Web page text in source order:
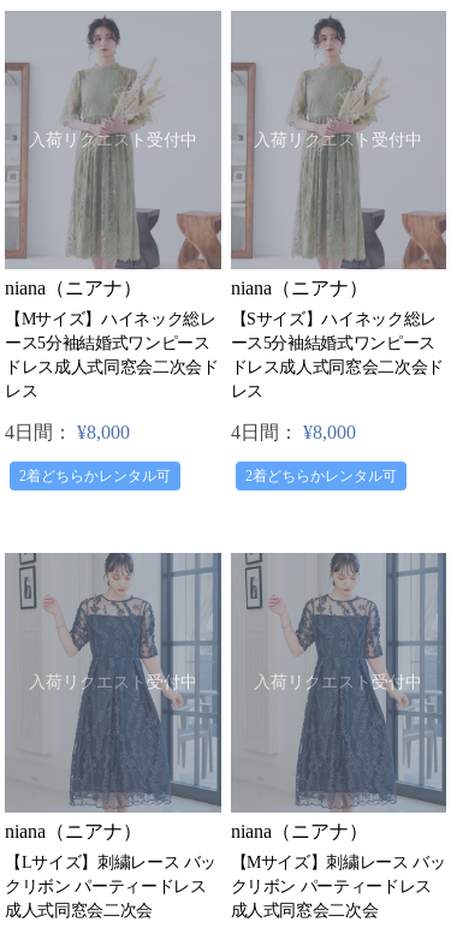
入荷リクエスト受付中
niana（ニアナ）
【Mサイズ】ハイネック総レ
ース5分袖結婚式ワンピース
ドレス成人式同窓会二次会ド
レス
4日間： ¥8,000
2着どちらかレンタル可
入荷リクエスト受付中
niana（ニアナ）
【Sサイズ】ハイネック総レ
ース5分袖結婚式ワンピース
ドレス成人式同窓会二次会ド
レス
4日間： ¥8,000
2着どちらかレンタル可
入荷リクエスト受付中
niana（ニアナ）
【Lサイズ】刺繍レース バッ
クリボン パーティードレス
成人式同窓会二次会
入荷リクエスト受付中
niana（ニアナ）
【Mサイズ】刺繍レース バッ
クリボン パーティードレス
成人式同窓会二次会